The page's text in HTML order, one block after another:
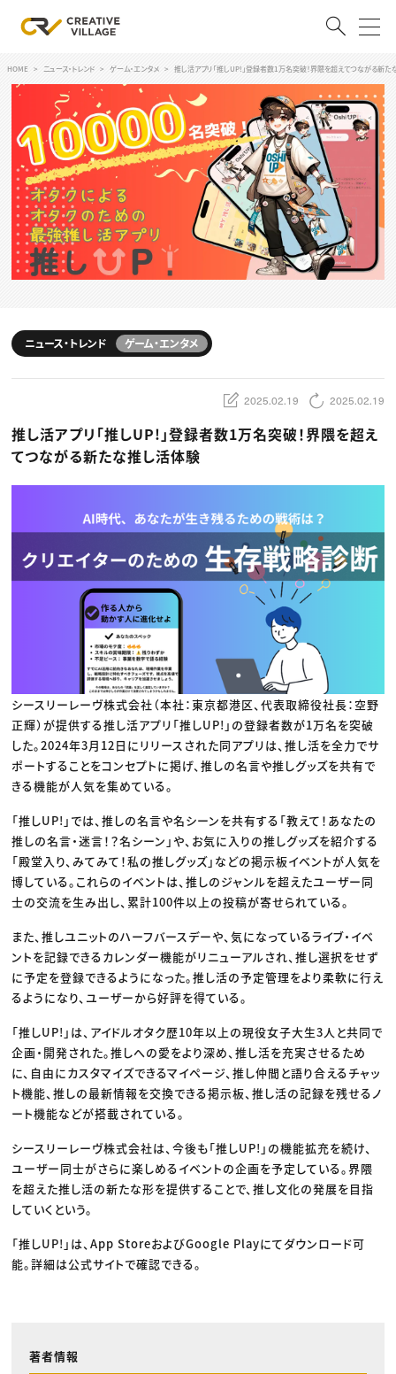
ログイン 会員登録
RECRUIT
クリエイター求人を探す
CREATIVE JOB求人検索
特集求人
採用説明会
スキルアップしたい！
スキルアップしたい！ トップ
プログラミング
マーケティング
ディレクション
業界解説・キャリア事情
お役立ち基礎知識
TOP Creator’s コラム
アプリクリエイター
ゲームクリエイター
映像クリエイター
クリエイターインタビュー
ニュース・トレンド
ゲーム・エンタメ
広告
出版
CREATIVE VILLAGEからのお知らせ
プロフェッショナル×つながる×メディア
HOME ニュース・トレンド ゲーム・エンタメ 推し活アプリ「推しUP!」登録者数1万名突破！界隈を超えてつながる新た
ニュース・トレンド ゲーム・エンタメ
2025.02.19 2025.02.19
推し活アプリ「推しUP!」登録者数1万名突破！界隈を超え
てつながる新たな推し活体験
シースリーレーヴ株式会社（本社：東京都港区、代表取締役社長：空野
正輝）が提供する推し活アプリ「推しUP!」の登録者数が1万名を突破
した。2024年3月12日にリリースされた同アプリは、推し活を全力でサ
ポートすることをコンセプトに掲げ、推しの名言や推しグッズを共有で
きる機能が人気を集めている。
「推しUP!」では、推しの名言や名シーンを共有する「教えて！あなたの
推しの名言・迷言！？名シーン」や、お気に入りの推しグッズを紹介する
「殿堂入り、みてみて！私の推しグッズ」などの掲示板イベントが人気を
博している。これらのイベントは、推しのジャンルを超えたユーザー同
士の交流を生み出し、累計100件以上の投稿が寄せられている。
また、推しユニットのハーフバースデーや、気になっているライブ・イベ
ントを記録できるカレンダー機能がリニューアルされ、推し選択をせず
に予定を登録できるようになった。推し活の予定管理をより柔軟に行え
るようになり、ユーザーから好評を得ている。
「推しUP!」は、アイドルオタク歴10年以上の現役女子大生3人と共同で
企画・開発された。推しへの愛をより深め、推し活を充実させるため
に、自由にカスタマイズできるマイページ、推し仲間と語り合えるチャッ
ト機能、推しの最新情報を交換できる掲示板、推し活の記録を残せるノ
ート機能などが搭載されている。
シースリーレーヴ株式会社は、今後も「推しUP!」の機能拡充を続け、
ユーザー同士がさらに楽しめるイベントの企画を予定している。界隈
を超えた推し活の新たな形を提供することで、推し文化の発展を目指
していくという。
「推しUP!」は、App StoreおよびGoogle Playにてダウンロード可
能。詳細は公式サイトで確認できる。
著者情報